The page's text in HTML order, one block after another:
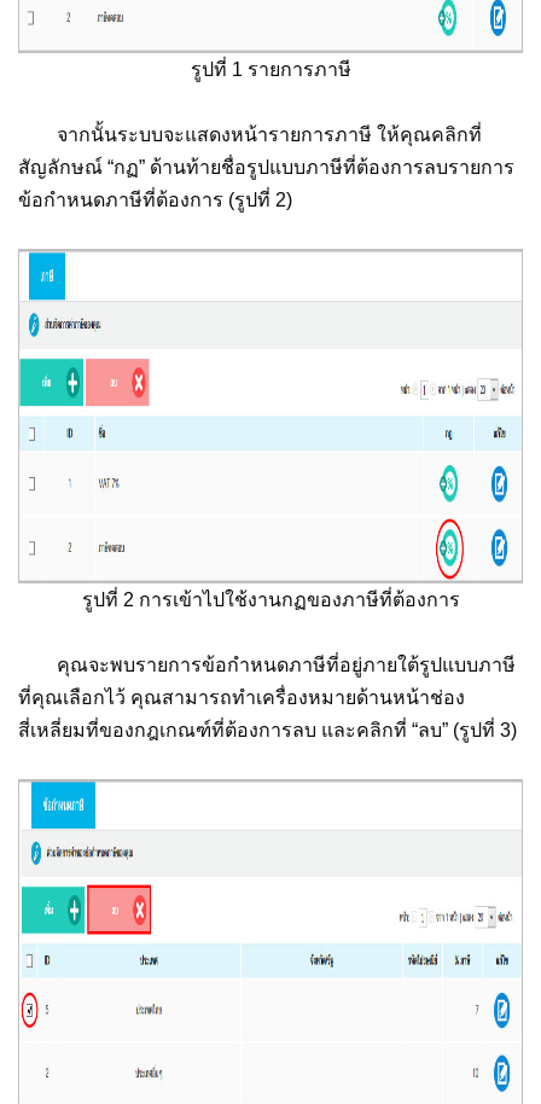
รูปที่ 1 รายการภาษี
จากนั้นระบบจะแสดงหน้ารายการภาษี ให้คุณคลิกที่
สัญลักษณ์ “กฏ” ด้านท้ายชื่อรูปแบบภาษีที่ต้องการลบรายการ
ข้อกำหนดภาษีที่ต้องการ (รูปที่ 2)
รูปที่ 2 การเข้าไปใช้งานกฏของภาษีที่ต้องการ
คุณจะพบรายการข้อกำหนดภาษีที่อยู่ภายใต้รูปแบบภาษี
ที่คุณเลือกไว้ คุณสามารถทำเครื่องหมายด้านหน้าช่อง
สี่เหลี่ยมที่ของกฎเกณฑ์ที่ต้องการลบ และคลิกที่ “ลบ” (รูปที่ 3)